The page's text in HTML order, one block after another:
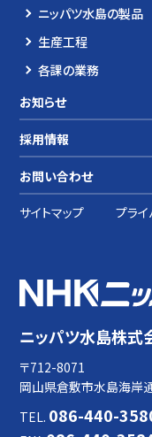
ニッパツ水島の製品
生産工程
各課の業務
お知らせ
採用情報
お問い合わせ
サイトマップ プラ
ニッパツ水島株式
〒712-8071
岡山県倉敷市水島海岸
TEL. 086-440-